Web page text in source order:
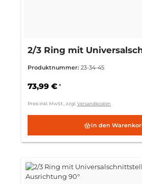
2/3 Ring mit
Produktnummer: 23-34-45
73,99 € *
Preis inkl. MwSt., zzgl.Versandkosten
In den